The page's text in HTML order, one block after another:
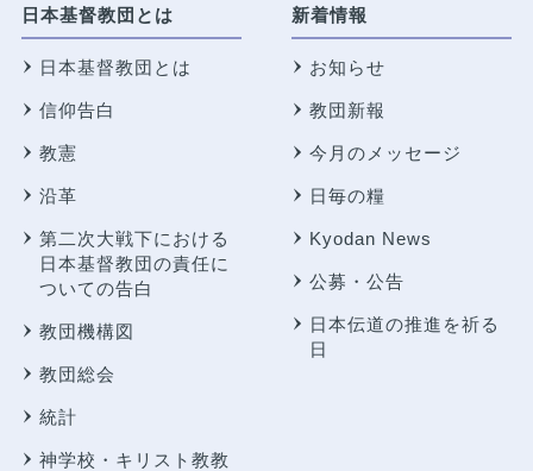
日本基督教団とは
日本基督教団とは
信仰告白
教憲
沿革
第二次大戦下における
日本基督教団の責任に
ついての告白
教団機構図
教団総会
統計
神学校・キリスト教教
新着情報
お知らせ
教団新報
今月のメッセージ
日毎の糧
Kyodan News
公募・公告
日本伝道の推進を祈る
日